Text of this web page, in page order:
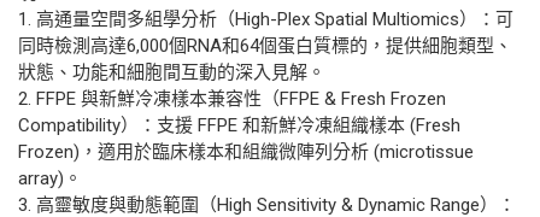
1. 高通量空間多組學分析（High-Plex Spatial Multiomics）：可
同時檢測高達6,000個RNA和64個蛋白質標的，提供細胞類型、
狀態、功能和細胞間互動的深入見解。
2. FFPE 與新鮮冷凍樣本兼容性（FFPE & Fresh Frozen
Compatibility）：支援 FFPE 和新鮮冷凍組織樣本 (Fresh
Frozen)，適用於臨床樣本和組織微陣列分析 (microtissue
array)。
3. 高靈敏度與動態範圍（High Sensitivity & Dynamic Range）：